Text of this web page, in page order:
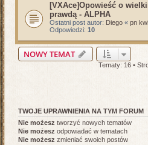
[VXAce]Opowieść o
prawdą - ALPHA
Ostatni post autor: Diego « pn
Odpowiedzi: 10
NOWY TEMAT
Tematy: 16 •
TWOJE UPRAWNIENIA NA TYM FORUM
Nie możesz tworzyć nowych tematów
Nie możesz odpowiadać w tematach
Nie możesz zmieniać swoich postów